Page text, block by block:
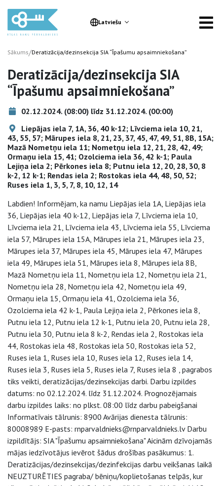
Latviešu
Sākums/Deratizācija/dezinsekcija SIA “Īpašumu apsaimniekošana”
Deratizācija/dezinsekcija SIA
“Īpašumu apsaimniekošana”
02.12.2024. (08:00) līdz 31.12.2024. (00:00)
Liepājas iela 7, 1A, 36, 40 k-12; Līvciema iela 10, 21,
43, 55, 57; Mārupes iela 8, 21, 23, 37, 45, 47, 49, 51, 8B, 15A;
Mazā Nometņu iela 11; Nometņu iela 12, 21, 28, 42, 49;
Ormaņu iela 15, 41; Ozolciema iela 36, 42 k-1; Paula
Lejiņa iela 2; Pērkones iela 8; Putnu iela 12, 20, 28, 30, 8
k-2, 12 k-1; Rendas iela 2; Rostokas iela 44, 48, 50, 52;
Ruses iela 1, 3, 5, 7, 8, 10, 12, 14
Labdien! Informējam, ka namu Liepājas iela 1A, Liepājas iela
36, Liepājas iela 40 k-12, Liepājas iela 7, Līvciema iela 10,
Līvciema iela 21, Līvciema iela 43, Līvciema iela 55, Līvciema
iela 57, Mārupes iela 15A, Mārupes iela 21, Mārupes iela 23,
Mārupes iela 37, Mārupes iela 45, Mārupes iela 47, Mārupes
iela 49, Mārupes iela 51, Mārupes iela 8, Mārupes iela 8B,
Mazā Nometņu iela 11, Nometņu iela 12, Nometņu iela 21,
Nometņu iela 28, Nometņu iela 42, Nometņu iela 49,
Ormaņu iela 15, Ormaņu iela 41, Ozolciema iela 36,
Ozolciema iela 42 k-1, Paula Lejiņa iela 2, Pērkones iela 8,
Putnu iela 12, Putnu iela 12 k-1, Putnu iela 20, Putnu iela 28,
Putnu iela 30, Putnu iela 8 k-2, Rendas iela 2, Rostokas iela
44, Rostokas iela 48, Rostokas iela 50, Rostokas iela 52,
Ruses iela 1, Ruses iela 10, Ruses iela 12, Ruses iela 14,
Ruses iela 3, Ruses iela 5, Ruses iela 7, Ruses iela 8 , pagrabos
tiks veikti, deratizācijas/dezinsekcijas darbi. Darbu izpildes
datums: no 02.12.2024. līdz 31.12.2024. Prognozējamais
darbu izpildes laiks: no plkst. 08:00 līdz darbu pabeigšanai
Informatīvais tālrunis: 8900 Avārijas dienesta tālrunis:
80008989 E-pasts: rnparvaldnieks@rnparvaldnieks.lv Darbu
izpildītājs: SIA "Īpašumu apsaimniekošana" Aicinām dzīvojamās
mājas iedzīvotājus ievērot šādus drošības pasākumus: 1.
Deratizācijas/dezinsekcijas/dezinfekcijas darbu veikšanas laikā
NEUZTURĒTIES pagraba/ bēniņu/koplietošanas telpās, kur